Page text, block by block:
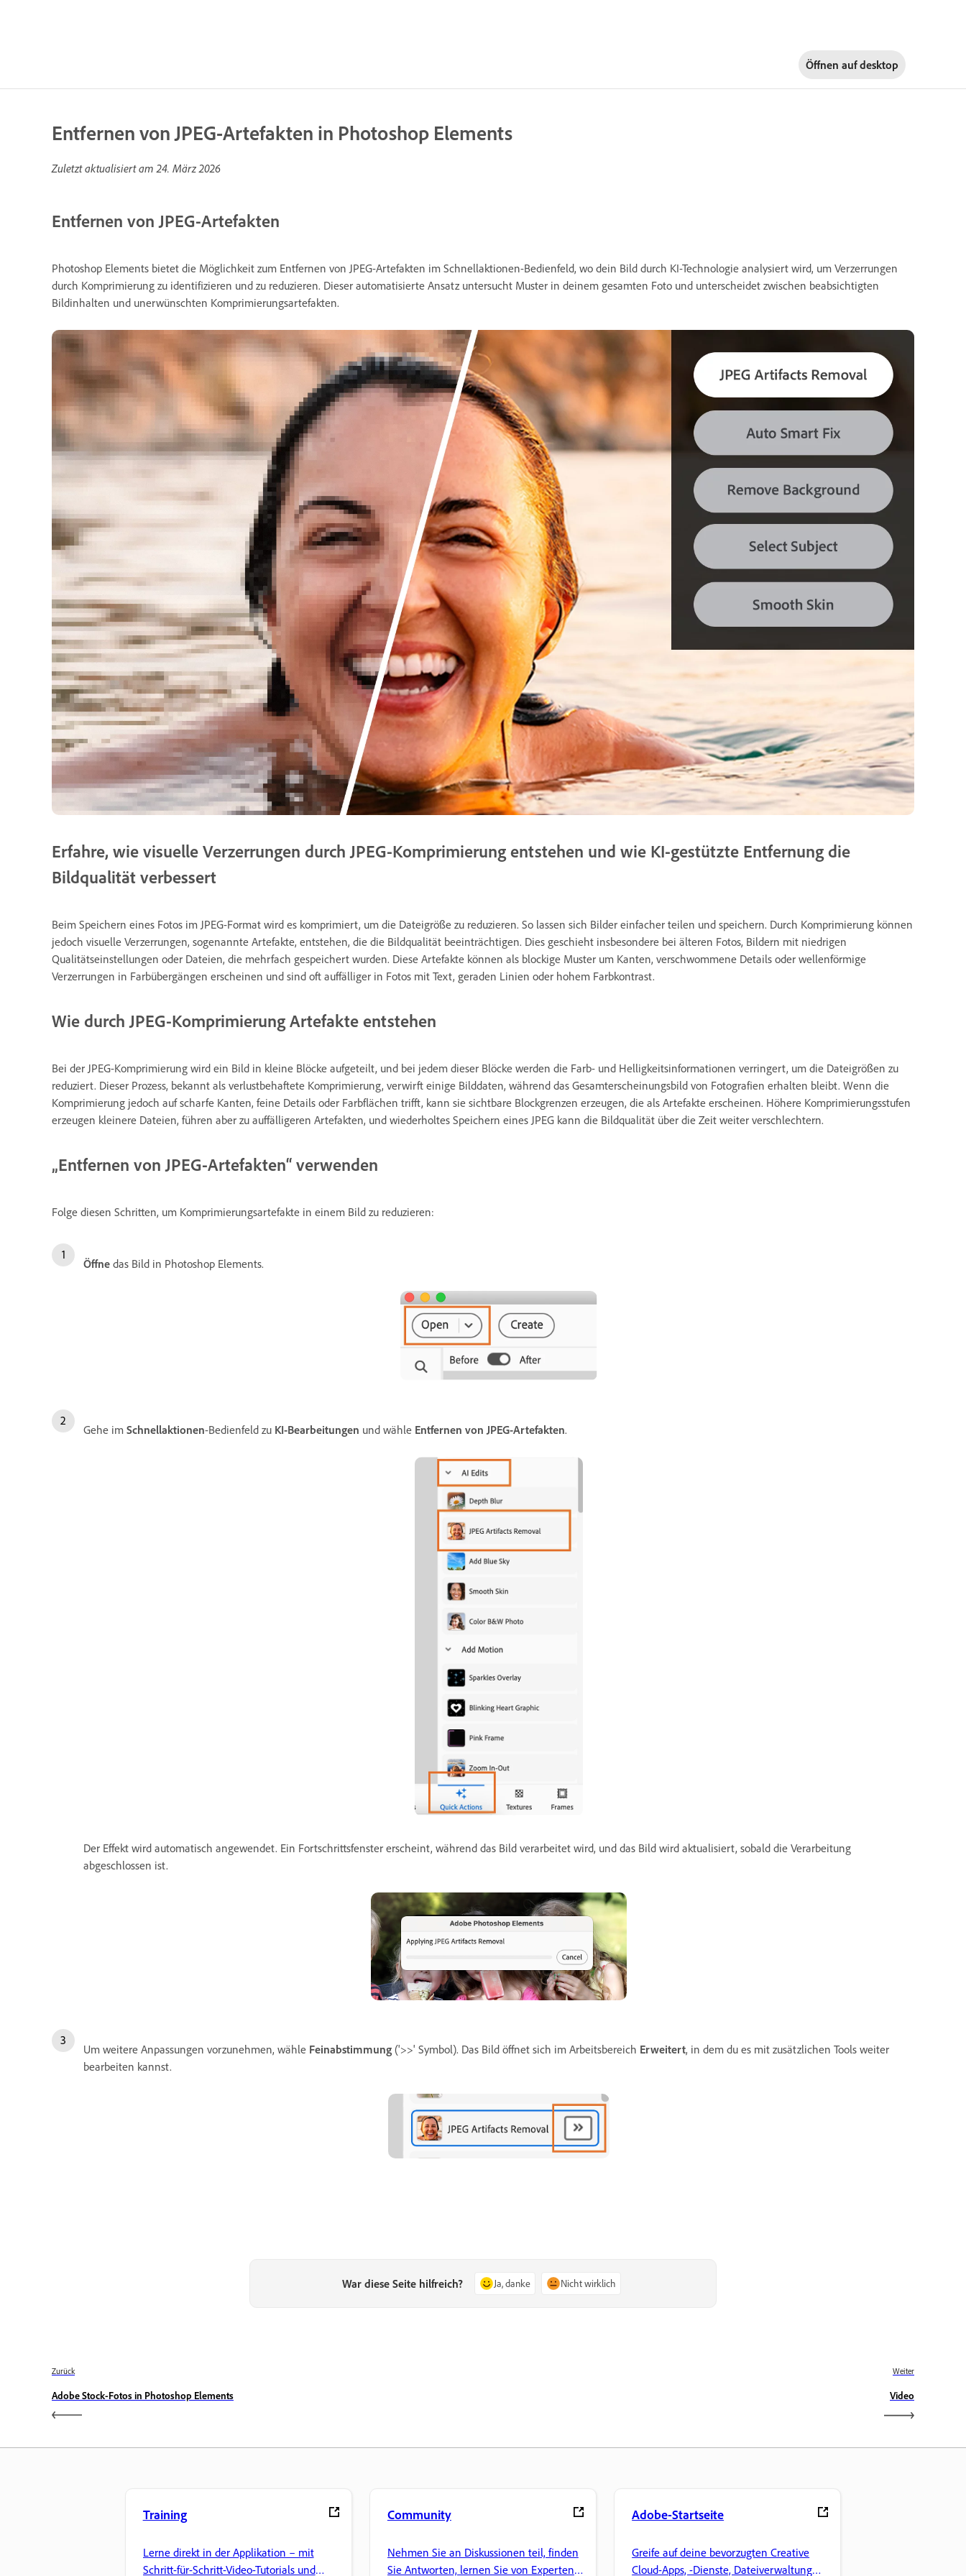
Öffnen aufdesktop
Entfernen von JPEG-Artefakten in Photoshop Elements
Zuletzt aktualisiert am24. März 2026
Entfernen von JPEG-Artefakten
Photoshop Elements bietet die Möglichkeit zum Entfernen von JPEG-Artefakten im Schnellaktionen-Bedienfeld, wo dein Bild durch KI-Technologie analysiert wird, um Verzerrungen
durch Komprimierung zu identifizieren und zu reduzieren. Dieser automatisierte Ansatz untersucht Muster in deinem gesamten Foto und unterscheidet zwischen beabsichtigten
Bildinhalten und unerwünschten Komprimierungsartefakten.
Erfahre, wie visuelle Verzerrungen durch JPEG-Komprimierung entstehen und wie KI-gestützte Entfernung die
Bildqualität verbessert
Beim Speichern eines Fotos im JPEG-Format wird es komprimiert, um die Dateigröße zu reduzieren. So lassen sich Bilder einfacher teilen und speichern. Durch Komprimierung können
jedoch visuelle Verzerrungen, sogenannte Artefakte, entstehen, die die Bildqualität beeinträchtigen. Dies geschieht insbesondere bei älteren Fotos, Bildern mit niedrigen
Qualitätseinstellungen oder Dateien, die mehrfach gespeichert wurden. Diese Artefakte können als blockige Muster um Kanten, verschwommene Details oder wellenförmige
Verzerrungen in Farbübergängen erscheinen und sind oft auffälliger in Fotos mit Text, geraden Linien oder hohem Farbkontrast.
Wie durch JPEG-Komprimierung Artefakte entstehen
Bei der JPEG-Komprimierung wird ein Bild in kleine Blöcke aufgeteilt, und bei jedem dieser Blöcke werden die Farb- und Helligkeitsinformationen verringert, um die Dateigrößen zu
reduziert. Dieser Prozess, bekannt als verlustbehaftete Komprimierung, verwirft einige Bilddaten, während das Gesamterscheinungsbild von Fotografien erhalten bleibt. Wenn die
Komprimierung jedoch auf scharfe Kanten, feine Details oder Farbflächen trifft, kann sie sichtbare Blockgrenzen erzeugen, die als Artefakte erscheinen. Höhere Komprimierungsstufen
erzeugen kleinere Dateien, führen aber zu auffälligeren Artefakten, und wiederholtes Speichern eines JPEG kann die Bildqualität über die Zeit weiter verschlechtern.
„Entfernen von JPEG-Artefakten“ verwenden
Folge diesen Schritten, um Komprimierungsartefakte in einem Bild zu reduzieren:
Öffne das Bild in Photoshop Elements.
Gehe im Schnellaktionen-Bedienfeld zu KI-Bearbeitungen und wähle Entfernen von JPEG-Artefakten.
Der Effekt wird automatisch angewendet. Ein Fortschrittsfenster erscheint, während das Bild verarbeitet wird, und das Bild wird aktualisiert, sobald die Verarbeitung
abgeschlossen ist.
Um weitere Anpassungen vorzunehmen, wähle Feinabstimmung ('>>' Symbol). Das Bild öffnet sich im Arbeitsbereich Erweitert, in dem du es mit zusätzlichen Tools weiter
bearbeiten kannst.
War diese Seite hilfreich? Ja, danke Nicht wirklich
Zurück
Adobe Stock-Fotos in Photoshop Elements
Weiter
Video
Training
Lerne direkt in der Applikation – mit
Schritt-für-Schritt-Video-Tutorials und
Community
Nehmen Sie an Diskussionen teil, finden
Sie Antworten, lernen Sie von Experten
Adobe-Startseite
Greife auf deine bevorzugten Creative
Cloud-Apps, -Dienste, Dateiverwaltung